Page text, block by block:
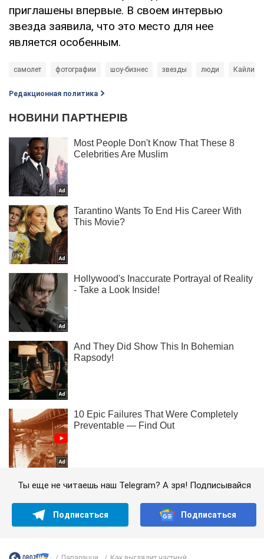
приглашены впервые. В своем интервью
звезда заявила, что это место для нее
является особенным.
самолет фотографии шоу-бизнес звезды люди Кайли
Редакционная политика
Ты еще не читаешь наш Telegram? А зря! Подписывайся
Подписаться Подписаться